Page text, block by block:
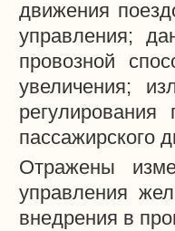
движения
управления;
провозной
увеличения;
регулирования
пассажирского
Отражены
управления
внедрения в